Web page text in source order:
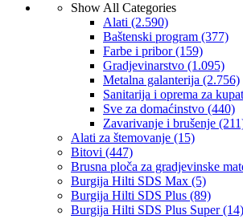
Show All Categories
Alati (2.590)
Baštenski program (377)
Farbe i pribor(159)
Gradjevinarstvo (1.095)
Metalna galanterija (2.756)
Sanitarija i oprema za
Sve za domaćinstvo (440)
Zavarivanje i brušenje
Alati za štemovanje (15)
Bitovi (447)
Brusna ploča za gradjevinske
Burgija Hilti SDS Max (5)
Burgija Hilti SDS Plus (89)
Burgija Hilti SDS Plus Super(14)